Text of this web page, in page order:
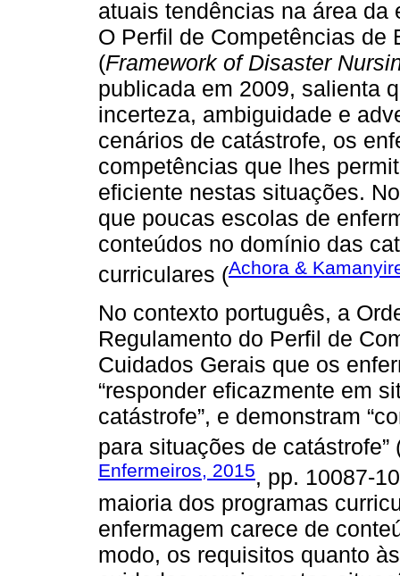
atuais tendências na área da
O Perfil de Competências de
(Framework of Disaster
publicada em 2009, salienta
incerteza, ambiguidade e
cenários de catástrofe, os
competências que lhes
eficiente nestas situações.
que poucas escolas de
conteúdos no domínio das
curriculares (Achora &
No contexto português, a
Regulamento do Perfil de
Cuidados Gerais que os
“responder eficazmente em
catástrofe”, e demonstram
para situações de catástrofe”
Enfermeiros, 2015, pp. 10087-
maioria dos programas
enfermagem carece de
modo, os requisitos quanto